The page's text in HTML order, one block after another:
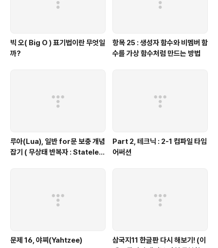
빅 오( Big O ) 표기법이란 무엇일
까?
항목 25 : 생성자 함수와 비멤버 함
수를 가상 함수처럼 만드는 방법
루아(Lua), 일반 for문 보충 개념
잡기 ( 무상태 반복자 : Stateles
Part 2, 테크닉 : 2-1 컴파일 타임
어써션
문제 16, 야찌(Yahtzee)
삼국지11 한글판 다시 해보기! (이